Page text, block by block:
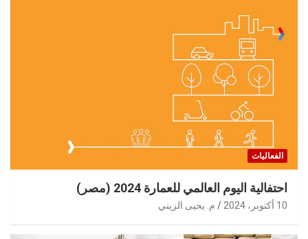
الفعاليات
احتفالية اليوم العالمي للعمارة 2024 (مصر)
10 أكتوبر، 2024 م. يحيى الزيني